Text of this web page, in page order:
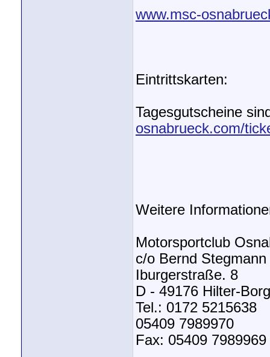
www.msc-
Eintrittskarten:
Tagesgutscheine
osnabrueck.com/
Weitere
Motorsportclub
c/o Bernd Stegmann
Iburgerstraße. 8
D - 49176 Hilter-
Tel.: 0172 5215638
05409 7989970
Fax: 05409 7989969